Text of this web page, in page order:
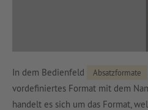
In dem Bedienfeld Absatzformate
vordefiniertes Format mit dem
handelt es sich um das Format,